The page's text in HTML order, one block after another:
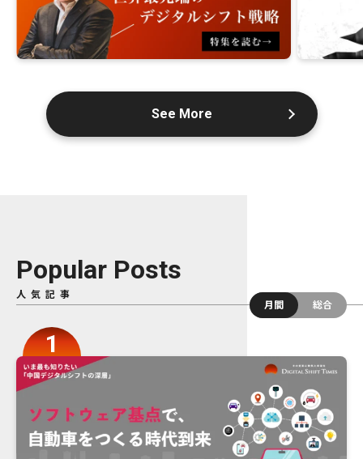
See More
Popular Posts
人気記事
月間
総合